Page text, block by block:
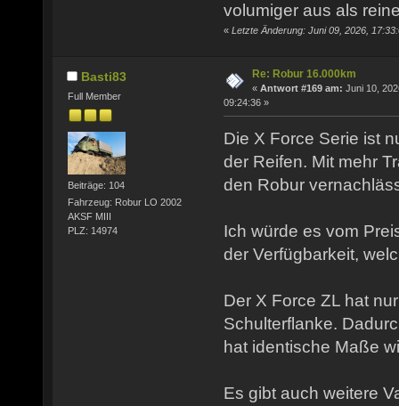
volumiger aus als
« Letzte Änderung: Juni 09, 2026,
Basti83
Full Member
Beiträge: 104
Fahrzeug: Robur LO 2002
AKSF MIII
PLZ: 14974
Re: Robur 16.000km
« Antwort #169 am: Juni 10,
09:24:36 »
Die X Force Serie ist
der Reifen. Mit mehr
den Robur
Ich würde es vom
der Verfügbarkeit,
Der X Force ZL hat
Schulterflanke.
hat identische Maße
Es gibt auch weitere